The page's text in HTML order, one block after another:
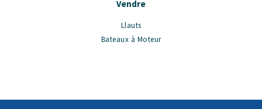
Vendre
Llauts
Bateaux à Moteur